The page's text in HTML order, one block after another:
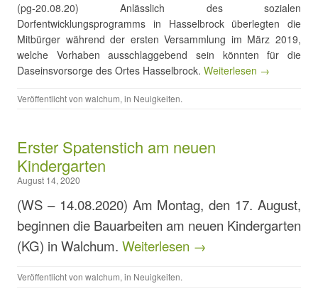
(pg-20.08.20) Anlässlich des sozialen
Dorfentwicklungsprogramms in Hasselbrock überlegten die
Mitbürger während der ersten Versammlung im März 2019,
welche Vorhaben ausschlaggebend sein könnten für die
Daseinsvorsorge des Ortes Hasselbrock. Weiterlesen →
Veröffentlicht von walchum, in Neuigkeiten.
Erster Spatenstich am neuen
Kindergarten
August 14, 2020
(WS – 14.08.2020) Am Montag, den 17. August,
beginnen die Bauarbeiten am neuen Kindergarten
(KG) in Walchum. Weiterlesen →
Veröffentlicht von walchum, in Neuigkeiten.